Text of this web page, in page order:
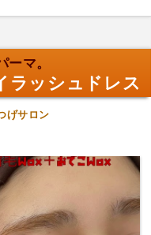
マ。
ラッシュドレス
げサロン